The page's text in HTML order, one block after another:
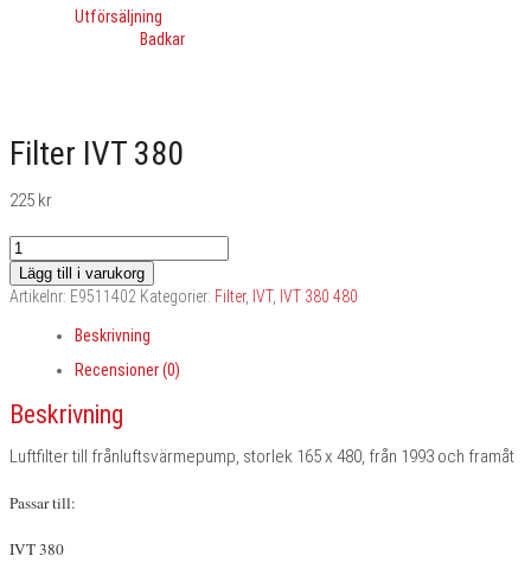
Utförsäljning
Badkar
Filter IVT 380
225 kr
Filter
IVT
380
Lägg till i varukorg
Artikelnr: E9511402 Kategorier: Filter, IVT, IVT 380 480
Beskrivning
Recensioner (0)
Beskrivning
Luftfilter till frånluftsvärmepump, storlek 165 x 480, från 1993 och framåt
Passar till:
IVT 380